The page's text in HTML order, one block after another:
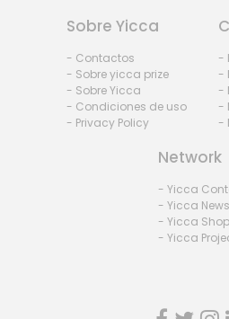
Sobre Yicca
- Contactos
- Sobre yicca prize
- Sobre Yicca
- Condiciones de uso
- Privacy Policy
-
-
-
-
-
Network
- Yicca
- Yicca News
- Yicca Shop
- Yicca